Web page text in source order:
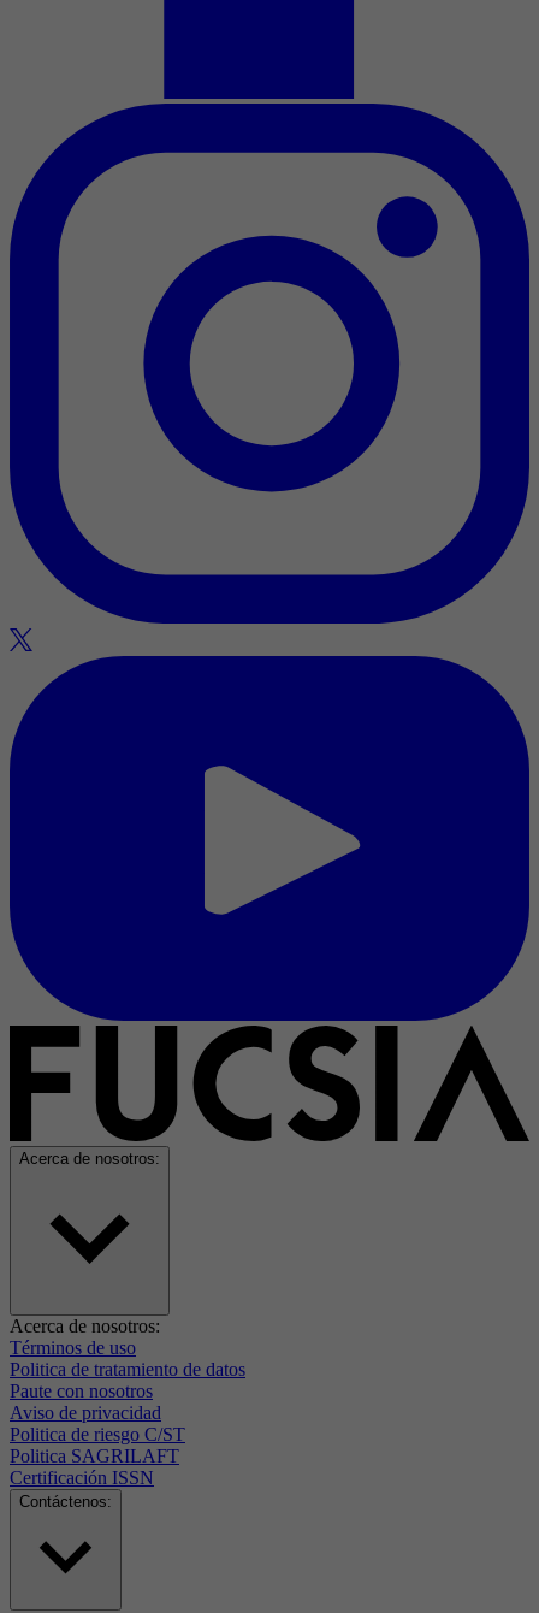
Acerca de nosotros:
Acerca de nosotros:
Términos de uso
Politica de tratamiento de datos
Paute con nosotros
Aviso de privacidad
Politica de riesgo C/ST
Politica SAGRILAFT
Certificación ISSN
Contáctenos: